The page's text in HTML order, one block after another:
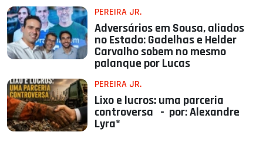
PEREIRA JR.
Adversários em Sousa, aliados
no Estado: Gadelhas e Helder
Carvalho sobem no mesmo
palanque por Lucas
PEREIRA JR.
Lixo e lucros: uma parceria
controversa - por: Alexandre
Lyra*